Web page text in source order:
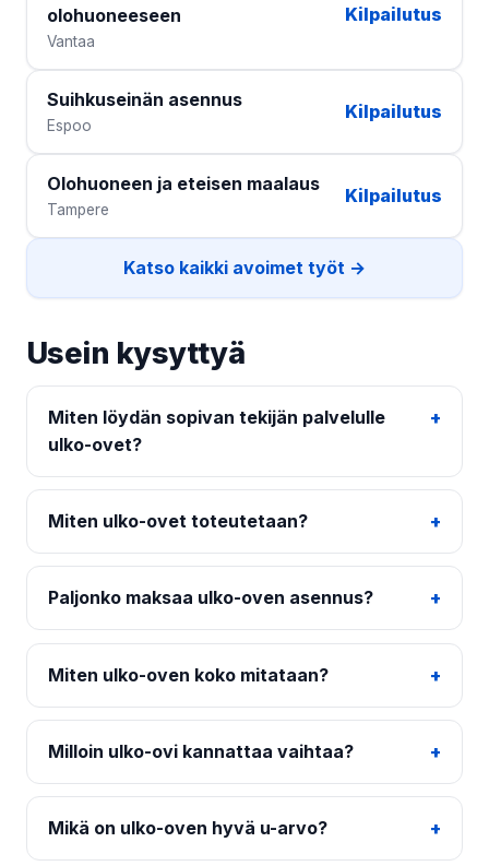
olohuoneeseen
Vantaa
Kilpailutus
Suihkuseinän asennus
Espoo
Kilpailutus
Olohuoneen ja eteisen maalaus
Tampere
Kilpailutus
Katso kaikki avoimet työt →
Usein kysyttyä
Miten löydän sopivan tekijän palvelulle
ulko-ovet?
Miten ulko-ovet toteutetaan?
Paljonko maksaa ulko-oven asennus?
Miten ulko-oven koko mitataan?
Milloin ulko-ovi kannattaa vaihtaa?
Mikä on ulko-oven hyvä u-arvo?